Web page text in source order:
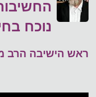
נוכח
ראש הישיבה הרב